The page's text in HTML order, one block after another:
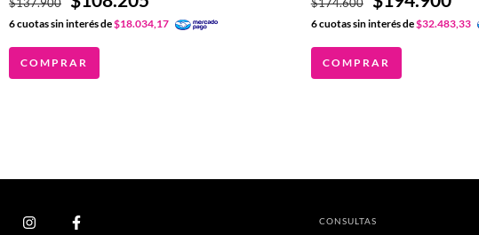
6cuotas sin interés de$18.034,17
COMPRAR
6cuotas sin interés de$32.483,33
COMPRAR
CONSULTAS